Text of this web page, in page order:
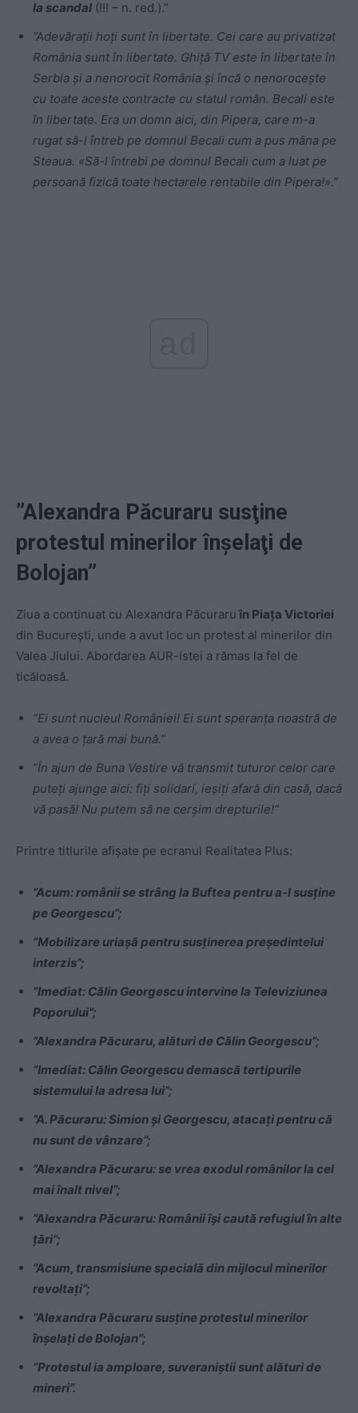
la scandal (!!! – n. red.).”
”Adevăraţii hoţi sunt în libertate. Cei care au privatizat
România sunt în libertate. Ghiţă TV este în libertate în
Serbia şi a nenorocit România şi încă o nenoroceşte
cu toate aceste contracte cu statul român. Becali este
în libertate. Era un domn aici, din Pipera, care m-a
rugat să-l întreb pe domnul Becali cum a pus mâna pe
Steaua. «Să-l întrebi pe domnul Becali cum a luat pe
persoană fizică toate hectarele rentabile din Pipera!».”
”Alexandra Păcuraru susţine
protestul minerilor înşelaţi de
Bolojan”
Ziua a continuat cu Alexandra Păcuraruîn Piaţa Victoriei
din București, unde a avut loc un protest al minerilor din
Valea Jiului. Abordarea AUR-istei a rămas la fel de
ticăloasă.
”Ei sunt nucleul României! Ei sunt speranța noastră de
a avea o țară mai bună.”
”În ajun de Buna Vestire vă transmit tuturor celor care
puteţi ajunge aici: fiţi solidari, ieşiţi afară din casă, dacă
vă pasă! Nu putem să ne cerşim drepturile!”
Printre titlurile afişate pe ecranul Realitatea Plus:
”Acum: românii se strâng la Buftea pentru a-l susţine
pe Georgescu”;
”Mobilizare uriaşă pentru susţinerea preşedintelui
interzis”;
”Imediat: Călin Georgescu intervine la Televiziunea
Poporului”;
”Alexandra Păcuraru, alături de Călin Georgescu”;
”Imediat: Călin Georgescu demască tertipurile
sistemului la adresa lui”;
”A. Păcuraru: Simion şi Georgescu, atacaţi pentru că
nu sunt de vânzare”;
”Alexandra Păcuraru: se vrea exodul românilor la cel
mai înalt nivel”;
”Alexandra Păcuraru: Românii îşi caută refugiul în alte
ţări”;
”Acum, transmisiune specială din mijlocul minerilor
revoltaţi”;
”Alexandra Păcuraru susţine protestul minerilor
înşelaţi de Bolojan”;
”Protestul ia amploare, suveraniştii sunt alături de
mineri”.